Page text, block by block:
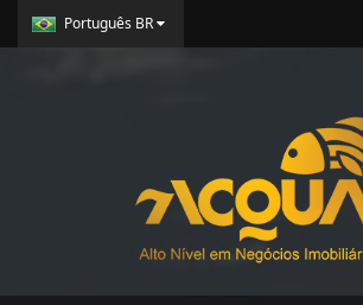
Português BR